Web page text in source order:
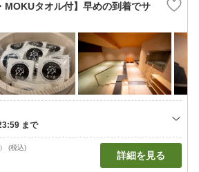
MOKUタオル付】早めの到着でサ
(税込)
詳細を見る